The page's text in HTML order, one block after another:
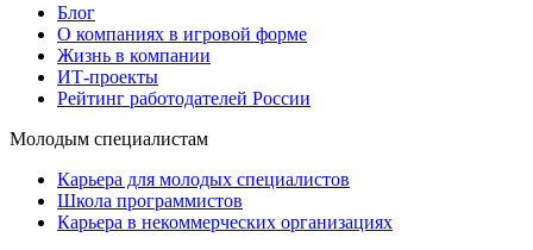
Блог
О компаниях в игровой форме
Жизнь в компании
ИТ-проекты
Рейтинг работодателей России
Молодым специалистам
Карьера для молодых специалистов
Школа программистов
Карьера в некоммерческих организациях